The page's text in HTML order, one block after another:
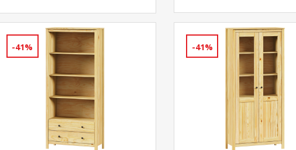
-41% -41%